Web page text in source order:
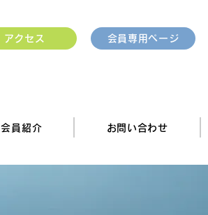
アクセス 会員専用ページ
会員紹介 お問い合わせ